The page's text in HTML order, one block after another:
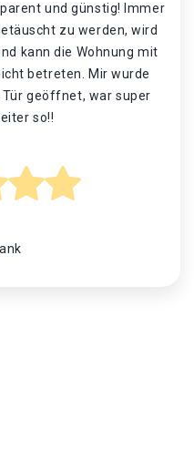
und günstig! Immer
zu werden, wird
kann die Wohnung mit
betreten. Mir wurde
geöffnet, war super
so!!